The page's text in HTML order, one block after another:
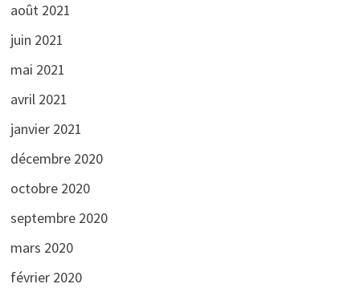
août 2021
juin 2021
mai 2021
avril 2021
janvier 2021
décembre 2020
octobre 2020
septembre 2020
mars 2020
février 2020